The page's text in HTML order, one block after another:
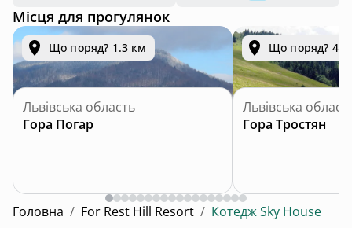
Місця для прогулянок
Що поряд? 1.3 км
Львівська область
Гора Погар
Що поряд? 4.8
Львівська
Гора Тростян
Головна / For Rest Hill Resort / Котедж Sky House